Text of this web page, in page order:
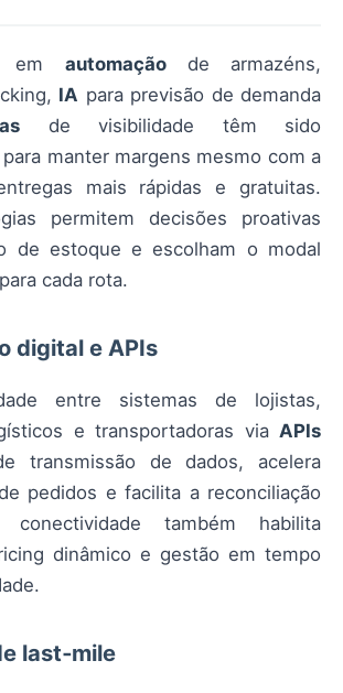
em automaçãode armazéns,
IA para previsão de demanda
de visibilidade têm sido
manter margens mesmo com a
mais rápidas e gratuitas.
permitem decisões proativas
de estoque e escolham o modal
cada rota.
digital e APIs
entre sistemas de lojistas,
e transportadoras via APIs
transmissão de dados, acelera
pedidos e facilita a reconciliação
conectividade também habilita
dinâmico e gestão em tempo
last‑mile